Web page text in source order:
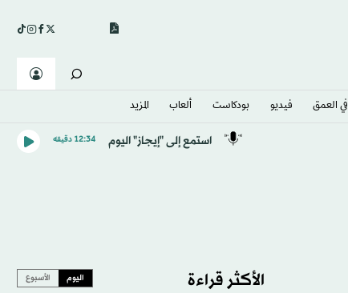
في العمق فيديو بودكاست ألعاب المزيد
استمع إلى "إيجاز" اليوم 12:34 دقيقه
الأكثر قراءة اليوم الأسبوع